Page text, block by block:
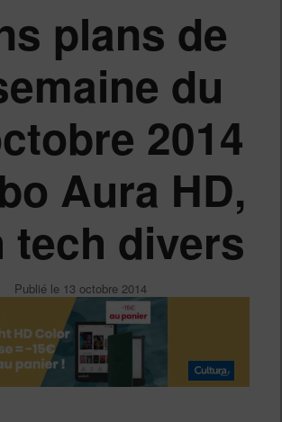
plans de
du
2014
Aura HD,
tech divers
Publié le 13 octobre 2014